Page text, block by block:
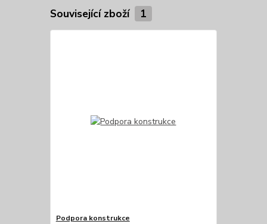
Související zboží 1
Podpora konstrukce